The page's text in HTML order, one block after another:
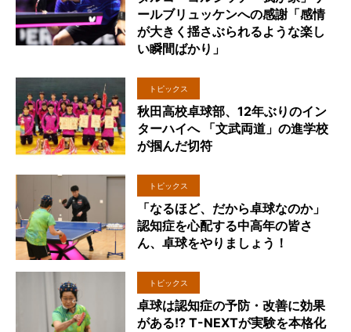
ールブリュッケンへの感謝「感情
が大きく揺さぶられるような楽し
い瞬間ばかり」
トピックス
秋田高校卓球部、12年ぶりのイン
ターハイへ 「文武両道」の進学校
が掴んだ切符
トピックス
「なるほど、だから卓球なのか」
認知症を心配する中高年の皆さ
ん、卓球をやりましょう！
トピックス
卓球は認知症の予防・改善に効果
がある!? T-NEXTが実験を本格化